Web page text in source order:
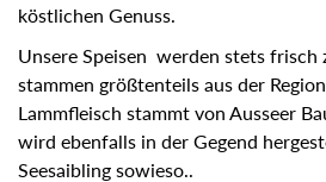
köstlichen Genuss.
Unsere Speisen werden stets
stammen größtenteils aus der
Lammfleisch stammt von Ausseer
wird ebenfalls in der Gegend
Seesaibling sowieso..